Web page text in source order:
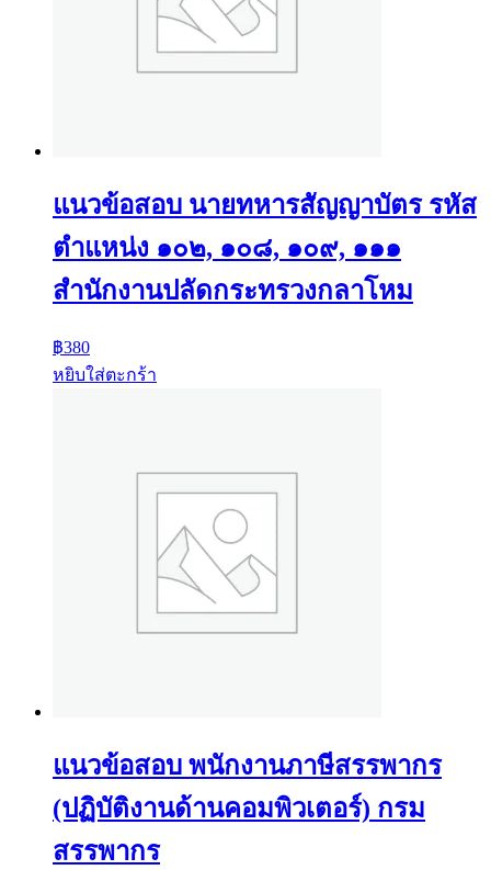
แนวข้อสอบ นายทหารสัญญาบัตร รหัส
ตำแหน่ง ๑๐๒, ๑๐๘, ๑๐๙, ๑๑๑
สำนักงานปลัดกระทรวงกลาโหม
฿380
หยิบใส่ตะกร้า
แนวข้อสอบ พนักงานภาษีสรรพากร
(ปฏิบัติงานด้านคอมพิวเตอร์) กรม
สรรพากร